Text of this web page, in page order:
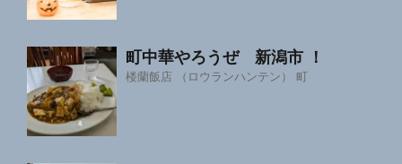
町中華やろうぜ 新潟市 ！
楼蘭飯店 （ロウランハンテン） 町